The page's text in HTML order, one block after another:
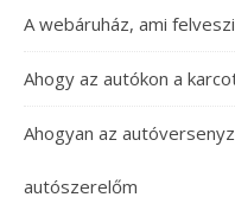
A webáruház, ami
Ahogy az autókon a
Ahogyan az
autószerelőm